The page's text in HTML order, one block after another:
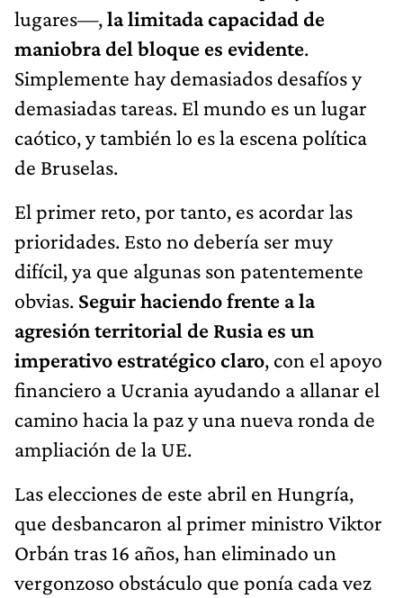
lugares—,la limitada capacidad de
maniobra del bloque es evidente.
Simplemente hay demasiados desafíos y
demasiadas tareas. El mundo es un lugar
caótico, y también lo es la escena política
de Bruselas.
El primer reto, por tanto, es acordar las
prioridades. Esto no debería ser muy
difícil, ya que algunas son patentemente
obvias. Seguir haciendo frente a la
agresión territorial de Rusia es un
imperativo estratégico claro, con el apoyo
financiero a Ucrania ayudando a allanar el
camino hacia la paz y una nueva ronda de
ampliación de la UE.
Las elecciones de este abril en Hungría,
que desbancaron al primer ministro Viktor
Orbán tras 16 años, han eliminado un
vergonzoso obstáculo que ponía cada vez